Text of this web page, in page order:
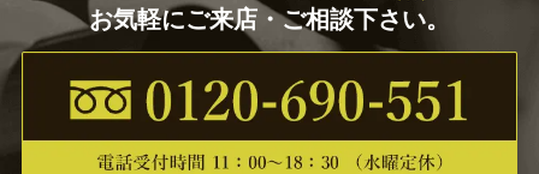
お気軽にご来店・ご相談下さい。